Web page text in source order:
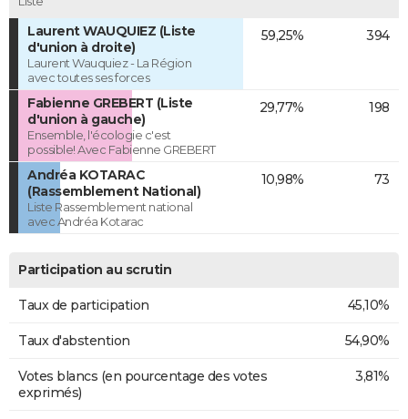
Laurent WAUQUIEZ (Liste
d'union à droite)
Laurent Wauquiez - La Région
avec toutes ses forces
59,25% 394
Fabienne GREBERT (Liste
d'union à gauche)
Ensemble, l'écologie c'est
possible! Avec Fabienne GREBERT
29,77% 198
Andréa KOTARAC
(Rassemblement National)
Liste Rassemblement national
avec Andréa Kotarac
10,98% 73
Participation au scrutin
Taux de participation 45,10%
Taux d'abstention 54,90%
Votes blancs (en pourcentage des votes
exprimés)
3,81%